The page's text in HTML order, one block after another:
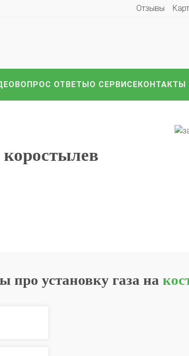
Отзывы
KIA Lexus Mazda
Skoda Toyota Volkswagen
Комплекты
ВАЗ Гранту
другие авто..
ВОПРОС ОТВЕТЫО СЕРВИСЕКОНТАКТЫ
про установку газа на